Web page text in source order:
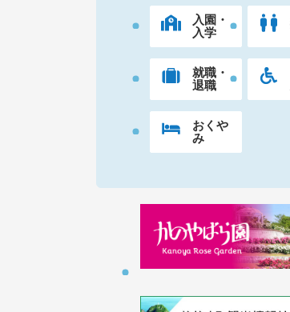
入園・
入学
就職・
退職
おくや
み